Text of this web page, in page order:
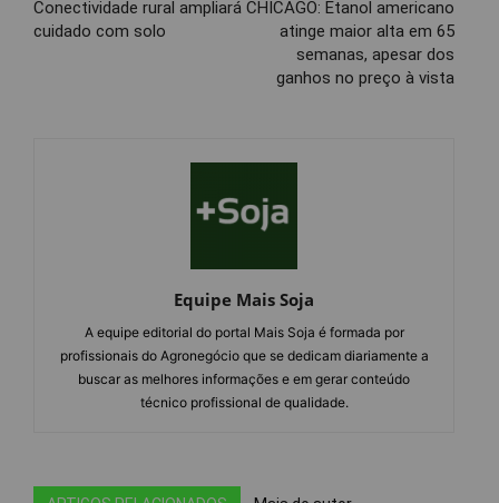
Conectividade rural ampliará
cuidado com solo
CHICAGO: Etanol americano
atinge maior alta em 65
semanas, apesar dos
ganhos no preço à vista
Equipe Mais Soja
A equipe editorial do portal Mais Soja é formada por
profissionais do Agronegócio que se dedicam diariamente a
buscar as melhores informações e em gerar conteúdo
técnico profissional de qualidade.